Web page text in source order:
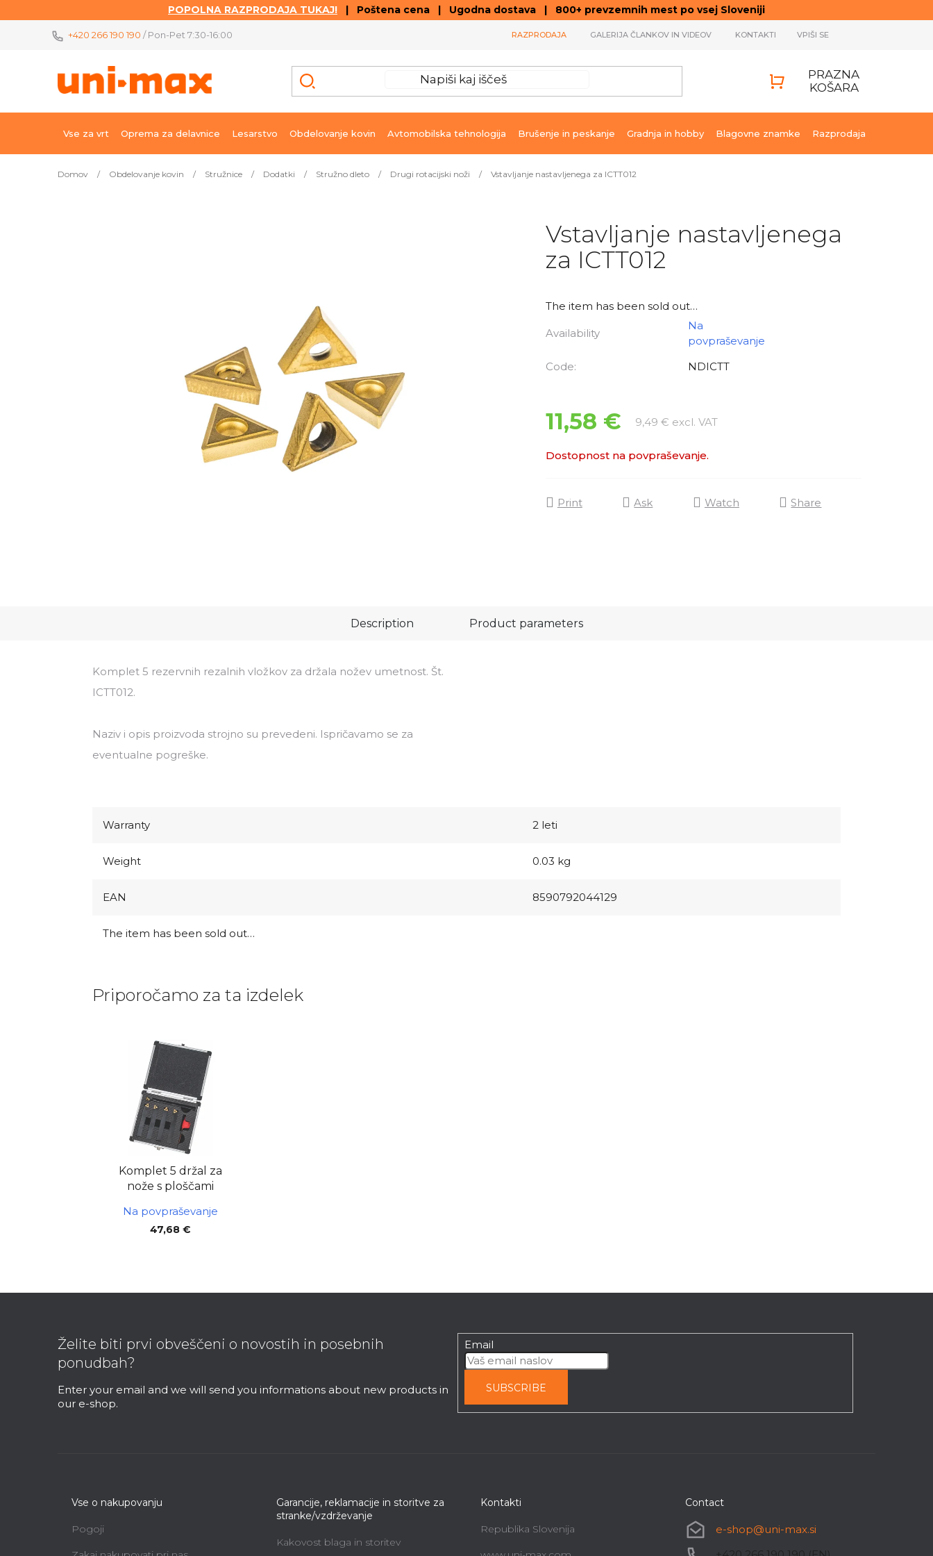
POPOLNA RAZPRODAJA TUKAJ! | Poštena cena | Ugodna dostava | 800+ prevzemnih mest po vsej Sloveniji
+420 266 190 190 / Pon-Pet 7:30-16:00 RAZPRODAJA GALERIJA ČLANKOV IN VIDEOV KONTAKTI VPIŠI SE
CART
PRAZNA
KOŠARA
Vse za vrt Oprema za delavnice Lesarstvo Obdelovanje kovin Avtomobilska tehnologija Brušenje in peskanje Gradnja in hobby Blagovne znamke Razprodaja
Domov / Obdelovanje kovin / Stružnice / Dodatki / Stružno dleto / Drugi rotacijski noži / Vstavljanje nastavljenega za ICTT012
Vstavljanje nastavljenega
za ICTT012
The item has been sold out…
Availability
Na
povpraševanje
Code:
NDICTT
11,58 € 9,49 € excl. VATMeasure price:
Dostopnost na povpraševanje.
Print Ask Watch Share
Description Product parameters
Komplet 5 rezervnih rezalnih vložkov za držala nožev umetnost. Št.
ICTT012.
Naziv i opis proizvoda strojno su prevedeni. Ispričavamo se za
eventualne pogreške.
Warranty 2 leti
Weight 0.03 kg
EAN 8590792044129
The item has been sold out…
Priporočamo za ta izdelek
Komplet 5 držal za
nože s ploščami
Na povpraševanje
47,68 €
Želite biti prvi obveščeni o novostih in posebnih
ponudbah?
Enter your email and we will send you informations about new products in
our e-shop.
Email
SUBSCRIBE
Vse o nakupovanju
Pogoji
Garancije, reklamacije in storitve za
stranke/vzdrževanje
Kakovost blaga in storitev
Kontakti
Republika Slovenija
Contact
e-shop@uni-max.si